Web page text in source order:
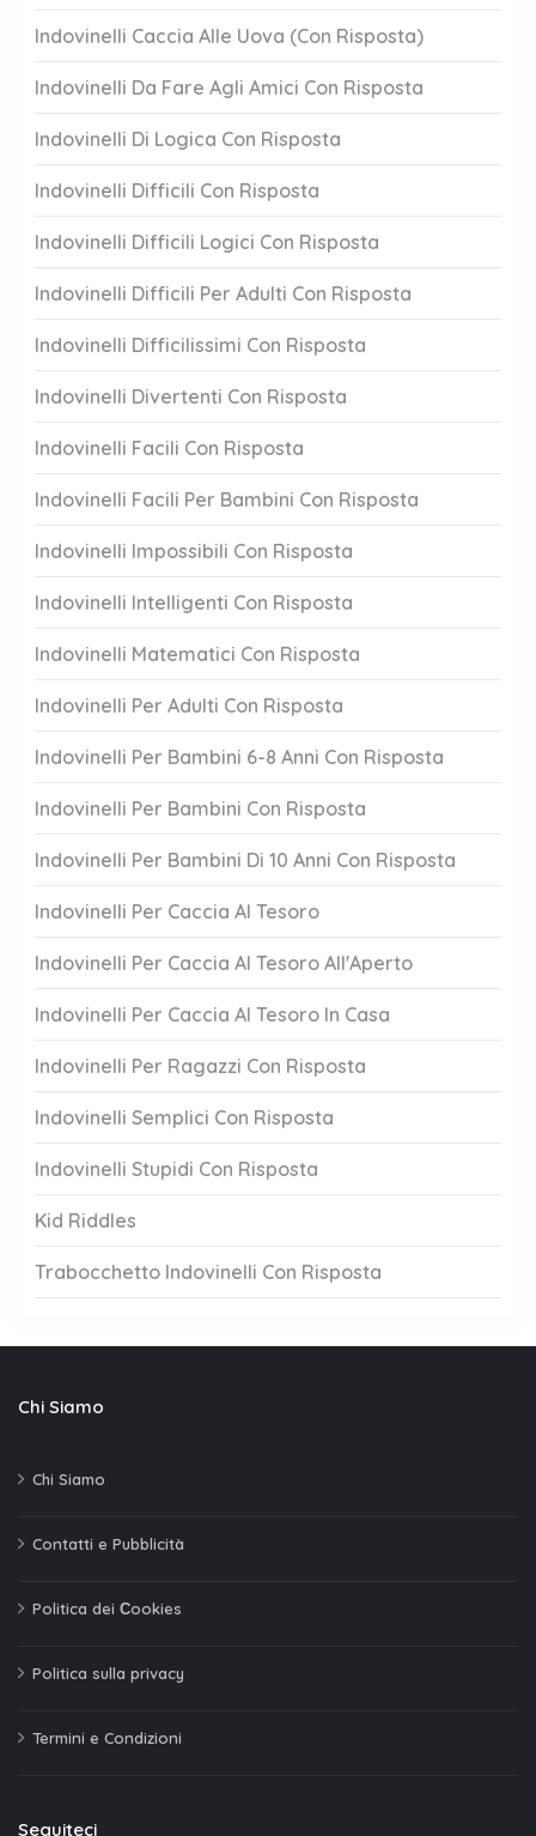
Indovinelli Caccia Alle Uova (Con Risposta)
Indovinelli Da Fare Agli Amici Con Risposta
Indovinelli Di Logica Con Risposta
Indovinelli Difficili Con Risposta
Indovinelli Difficili Logici Con Risposta
Indovinelli Difficili Per Adulti Con Risposta
Indovinelli Difficilissimi Con Risposta
Indovinelli Divertenti Con Risposta
Indovinelli Facili Con Risposta
Indovinelli Facili Per Bambini Con Risposta
Indovinelli Impossibili Con Risposta
Indovinelli Intelligenti Con Risposta
Indovinelli Matematici Con Risposta
Indovinelli Per Adulti Con Risposta
Indovinelli Per Bambini 6-8 Anni Con Risposta
Indovinelli Per Bambini Con Risposta
Indovinelli Per Bambini Di 10 Anni Con Risposta
Indovinelli Per Caccia Al Tesoro
Indovinelli Per Caccia Al Tesoro All'Aperto
Indovinelli Per Caccia Al Tesoro In Casa
Indovinelli Per Ragazzi Con Risposta
Indovinelli Semplici Con Risposta
Indovinelli Stupidi Con Risposta
Kid Riddles
Trabocchetto Indovinelli Con Risposta
Chi Siamo
Chi Siamo
Contatti e Pubblicità
Politica dei Сookies
Politica sulla privacy
Termini e Condizioni
Seguiteci